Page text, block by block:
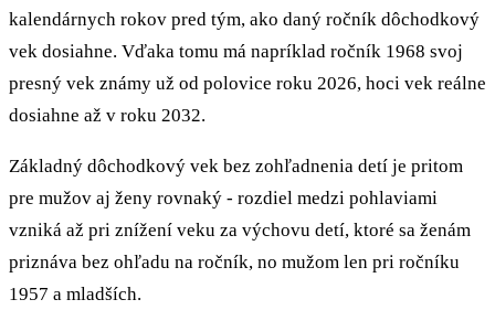
kalendárnych rokov pred tým, ako daný ročník dôchodkový
vek dosiahne. Vďaka tomu má napríklad ročník 1968 svoj
presný vek známy už od polovice roku 2026, hoci vek reálne
dosiahne až v roku 2032.
Základný dôchodkový vek bez zohľadnenia detí je pritom
pre mužov aj ženy rovnaký - rozdiel medzi pohlaviami
vzniká až pri znížení veku za výchovu detí, ktoré sa ženám
priznáva bez ohľadu na ročník, no mužom len pri ročníku
1957 a mladších.